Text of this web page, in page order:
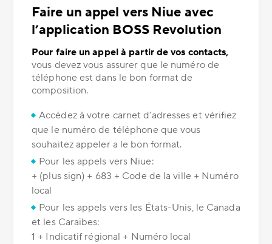
Faire un appel vers Niue avec
l’application BOSS Revolution
Pour faire un appel à partir de vos contacts,
vous devez vous assurer que le numéro de
téléphone est dans le bon format de
composition.
Accédez à votre carnet d’adresses et vérifiez
que le numéro de téléphone que vous
souhaitez appeler a le bon format.
Pour les appels vers Niue:
+ (plus sign) + 683 + Code de la ville + Numéro
local
Pour les appels vers les États-Unis, le Canada
et les Caraïbes:
1 + Indicatif régional + Numéro local